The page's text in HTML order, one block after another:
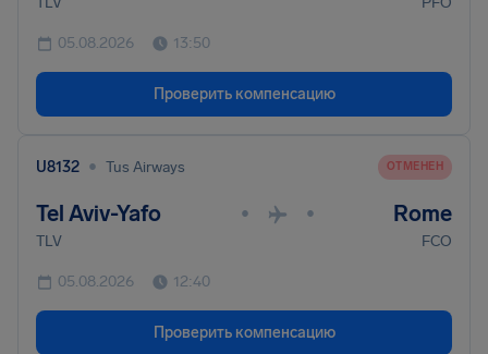
05.08.2026 13:50
Проверить компенсацию
U8132 • Tus Airways ОТМЕНЕН
Tel Aviv-Yafo • • Rome
TLV FCO
05.08.2026 12:40
Проверить компенсацию